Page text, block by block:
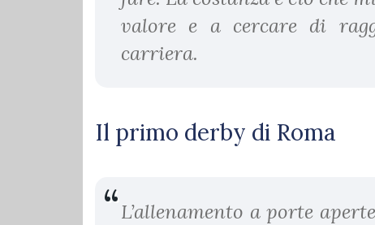
valore e a cercare di
carriera.
Il primo derby di Roma
L’allenamento a porte